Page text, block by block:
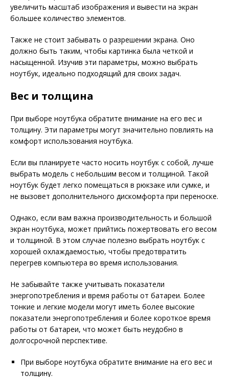
увеличить масштаб изображения и вывести на экран
большее количество элементов.
Также не стоит забывать о разрешении экрана. Оно
должно быть таким, чтобы картинка была четкой и
насыщенной. Изучив эти параметры, можно выбрать
ноутбук, идеально подходящий для своих задач.
Вес и толщина
При выборе ноутбука обратите внимание на его вес и
толщину. Эти параметры могут значительно повлиять на
комфорт использования ноутбука.
Если вы планируете часто носить ноутбук с собой, лучше
выбрать модель с небольшим весом и толщиной. Такой
ноутбук будет легко помещаться в рюкзаке или сумке, и
не вызовет дополнительного дискомфорта при переноске.
Однако, если вам важна производительность и большой
экран ноутбука, может прийтись пожертвовать его весом
и толщиной. В этом случае полезно выбрать ноутбук с
хорошей охлаждаемостью, чтобы предотвратить
перегрев компьютера во время использования.
Не забывайте также учитывать показатели
энергопотребления и время работы от батареи. Более
тонкие и легкие модели могут иметь более высокие
показатели энергопотребления и более короткое время
работы от батареи, что может быть неудобно в
долгосрочной перспективе.
При выборе ноутбука обратите внимание на его вес и
толщину.